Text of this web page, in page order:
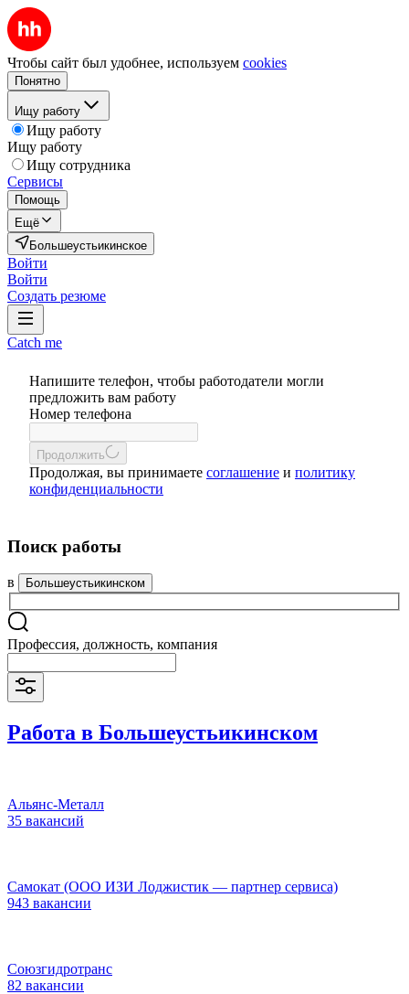
Чтобы сайт был удобнее, используем cookies
Понятно
Ищу работу
Ищу работу
Ищу работу
Ищу сотрудника
Сервисы
Помощь
Ещё
Большеустьикинское
Войти
Войти
Создать резюме
Catch me
Напишите телефон, чтобы работодатели могли
предложить вам работу
Номер телефона
Продолжить
Продолжая, вы принимаете соглашение и политику
конфиденциальности
Поиск работы
в Большеустьикинском
Профессия, должность, компания
Работа в Большеустьикинском
Альянс-Металл
35 вакансий
Самокат (ООО ИЗИ Лоджистик — партнер сервиса)
943 вакансии
Союзгидротранс
82 вакансии